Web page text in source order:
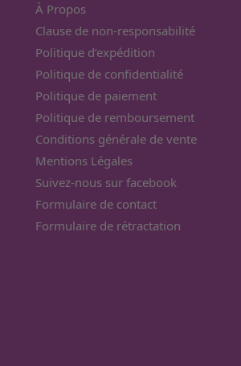
À Propos
Clause de non-responsabilité
Politique d’expédition
Politique de confidentialité
Politique de paiement
Politique de remboursement
Conditions générale de vente
Mentions Légales
Suivez-nous sur facebook
Formulaire de contact
Formulaire de rétractation